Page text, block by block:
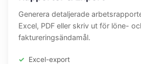
Generera detaljerade
Excel, PDF eller skriv ut för löne-
faktureringsändamål.
Excel-export